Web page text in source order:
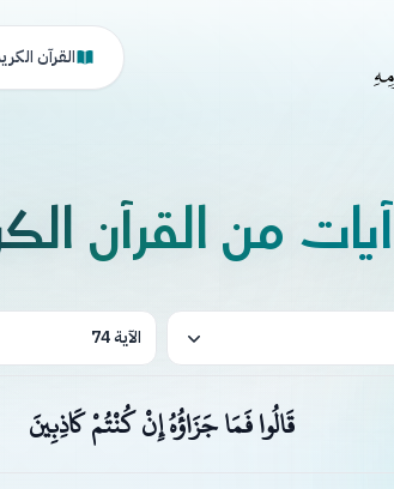
القرآن
آيات من القرآن
الآية 74
قَالُوا فَمَا جَزَاؤُهُ إِنْ كُنْتُمْ كَاذِبِينَ